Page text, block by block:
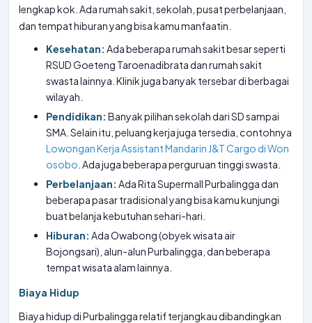
lengkap kok. Ada rumah sakit, sekolah, pusat perbelanjaan,
dan tempat hiburan yang bisa kamu manfaatin.
Kesehatan: Ada beberapa rumah sakit besar seperti
RSUD Goeteng Taroenadibrata dan rumah sakit
swasta lainnya. Klinik juga banyak tersebar di berbagai
wilayah.
Pendidikan: Banyak pilihan sekolah dari SD sampai
SMA. Selain itu, peluang kerja juga tersedia, contohnya
Lowongan Kerja Assistant Mandarin J&T Cargo di Won
osobo . Ada juga beberapa perguruan tinggi swasta.
Perbelanjaan: Ada Rita Supermall Purbalingga dan
beberapa pasar tradisional yang bisa kamu kunjungi
buat belanja kebutuhan sehari-hari.
Hiburan: Ada Owabong (obyek wisata air
Bojongsari), alun-alun Purbalingga, dan beberapa
tempat wisata alam lainnya.
Biaya Hidup
Biaya hidup di Purbalingga relatif terjangkau dibandingkan